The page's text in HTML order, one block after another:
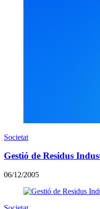
Societat
Gestió de Residus
06/12/2005